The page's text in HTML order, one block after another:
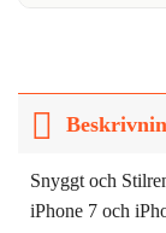
Snyggt och
iPhone 7 och